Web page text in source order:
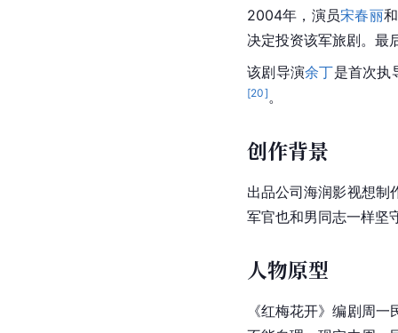
2004年，演员宋春丽
决定投资该军旅剧。最
该剧导演余丁是首次执
[20]。
创作背景
出品公司海润影视想制
军官也和男同志一样坚
人物原型
《红梅花开》编剧周